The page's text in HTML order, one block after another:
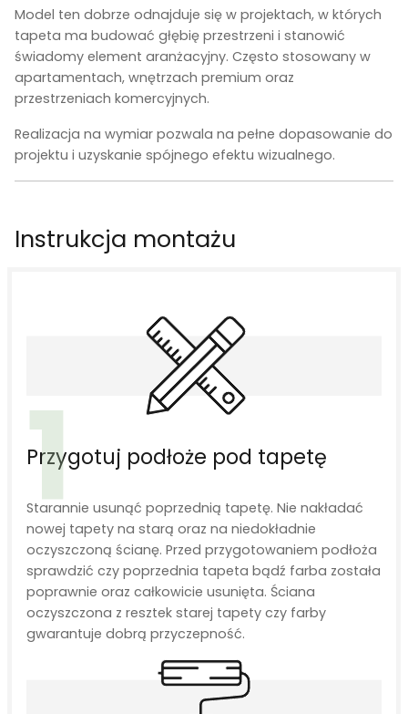
Model ten dobrze odnajduje się w projektach, w których
tapeta ma budować głębię przestrzeni i stanowić
świadomy element aranżacyjny. Często stosowany w
apartamentach, wnętrzach premium oraz
przestrzeniach komercyjnych.
Realizacja na wymiar pozwala na pełne dopasowanie do
projektu i uzyskanie spójnego efektu wizualnego.
Instrukcja montażu
1
Przygotuj podłoże pod tapetę
Starannie usunąć poprzednią tapetę. Nie nakładać
nowej tapety na starą oraz na niedokładnie
oczyszczoną ścianę. Przed przygotowaniem podłoża
sprawdzić czy poprzednia tapeta bądź farba została
poprawnie oraz całkowicie usunięta. Ściana
oczyszczona z resztek starej tapety czy farby
gwarantuje dobrą przyczepność.